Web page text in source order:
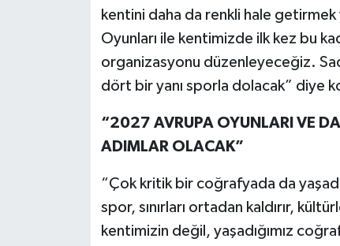
kentini daha da renkli hale
Oyunları ile kentimizde ilk kez bu
organizasyonu düzenleyeceğiz.
dört bir yanı sporla dolacak” diye
“2027 AVRUPA OYUNLARI VE
ADIMLAR OLACAK”
“Çok kritik bir coğrafyada da
spor, sınırları ortadan kaldırır,
kentimizin değil, yaşadığımız